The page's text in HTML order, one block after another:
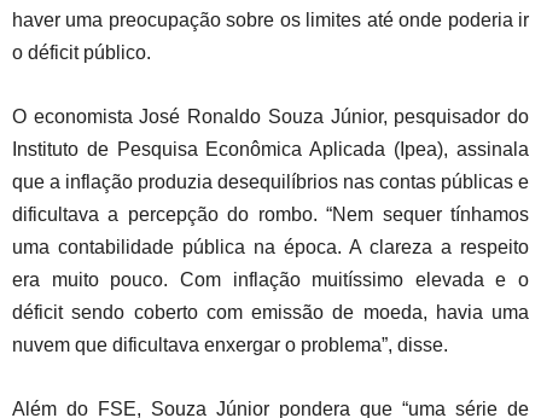
haver uma preocupação sobre os limites até onde poderia ir
o déficit público.
O economista José Ronaldo Souza Júnior, pesquisador do
Instituto de Pesquisa Econômica Aplicada (Ipea), assinala
que a inflação produzia desequilíbrios nas contas públicas e
dificultava a percepção do rombo. “Nem sequer tínhamos
uma contabilidade pública na época. A clareza a respeito
era muito pouco. Com inflação muitíssimo elevada e o
déficit sendo coberto com emissão de moeda, havia uma
nuvem que dificultava enxergar o problema”, disse.
Além do FSE, Souza Júnior pondera que “uma série de